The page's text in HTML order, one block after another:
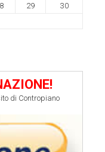
29
30
di Contropiano